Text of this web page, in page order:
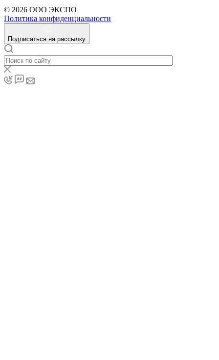
© 2026 ООО ЭКСПО
Политика конфиденциальности
Подписаться на рассылку